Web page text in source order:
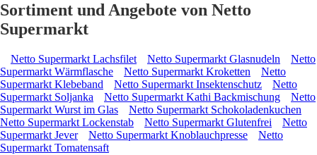
Sortiment und Angebote von Netto
Supermarkt
Netto Supermarkt Lachsfilet Netto Supermarkt Glasnudeln
Netto
Supermarkt Wärmflasche
Netto Supermarkt Kroketten
Netto
Supermarkt Klebeband
Netto Supermarkt Insektenschutz
Netto
Supermarkt Soljanka
Netto Supermarkt Kathi Backmischung
Netto
Supermarkt Wurst im Glas
Netto Supermarkt Schokoladenkuchen
Netto Supermarkt Lockenstab
Netto Supermarkt Glutenfrei
Netto
Supermarkt Jever
Netto Supermarkt Knoblauchpresse
Netto
Supermarkt Tomatensaft